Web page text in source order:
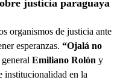
justicia paraguaya
organismos de justicia ante
esperanzas. “Ojalá no
Emiliano Rolón y
institucionalidad en la